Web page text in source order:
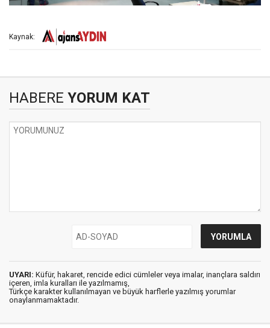
Kaynak:
HABERE YORUM KAT
UYARI: Küfür, hakaret, rencide edici cümleler veya imalar, inançlara saldırı
içeren, imla kuralları ile yazılmamış,
Türkçe karakter kullanılmayan ve büyük harflerle yazılmış yorumlar
onaylanmamaktadır.